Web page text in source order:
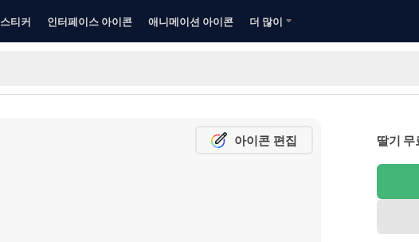
스티커 인터페이스 아이콘 애니메이션 아이콘 더 많이
아이콘 편집 딸기 무